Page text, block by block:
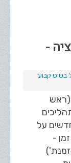
-
בסיס קבוע
(ראש
על
-